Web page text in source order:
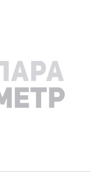
ФУРНИТУРА
ПРОФИЛЬ